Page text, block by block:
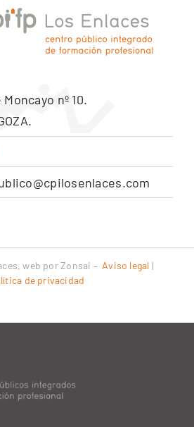
nº 10.
web porZonsai – Aviso legal |
de privacidad